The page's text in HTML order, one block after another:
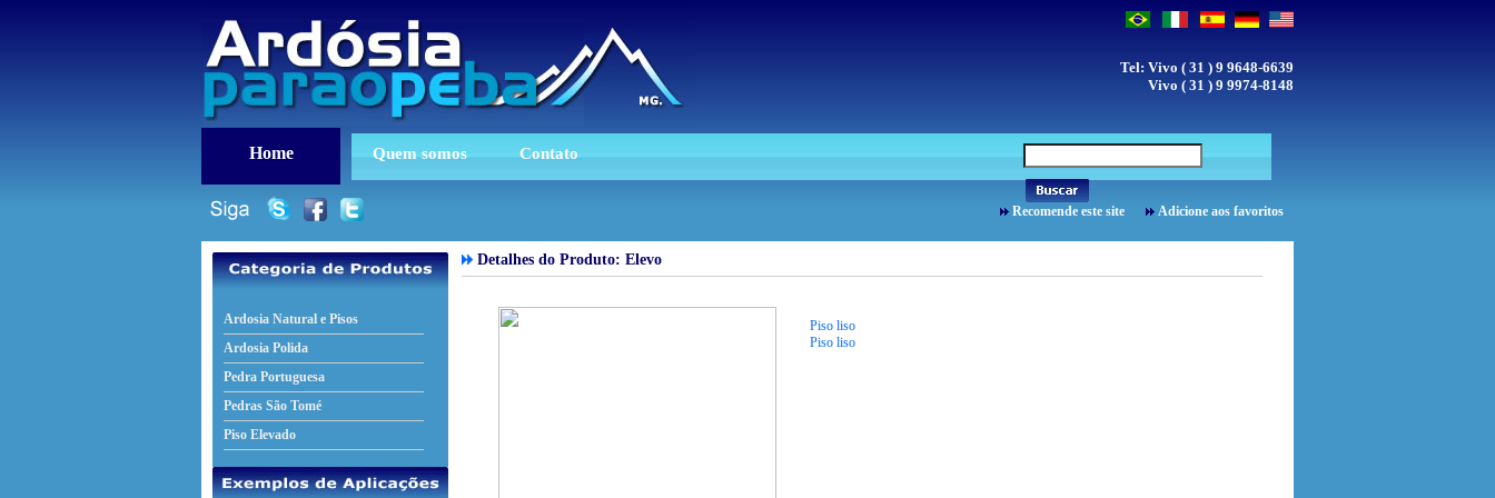
Tel: Vivo ( 31 ) 9 9648-6639
Vivo ( 31 ) 9 9974-8148
Home Quem somos Contato
Recomende este site Adicione aos favoritos
Ardosia Natural e Pisos
Ardosia Polida
Pedra Portuguesa
Pedras São Tomé
Piso Elevado
Detalhes do Produto: Elevo
Piso liso
Piso liso